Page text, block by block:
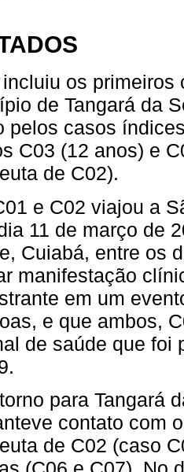
os
de Tangará da
pelos casos
C03 (12 anos) e
de C02).
e C02 viajou a
11 de março de
Cuiabá, entre os
manifestação
em um
e que ambos,
de saúde que foi
para Tangará
contato com
de C02 (caso